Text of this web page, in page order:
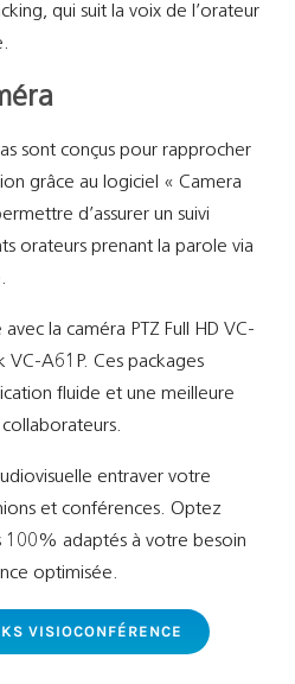
qui suit la voix de l’orateur
sont conçus pour rapprocher
grâce au logiciel « Camera
d’assurer un suivi
orateurs prenant la parole via
la caméra PTZ Full HD VC-
VC-A61P. Ces packages
fluide et une meilleure
entraver votre
et conférences. Optez
100% adaptés à votre besoin
optimisée.
VISIOCONFÉRENCE